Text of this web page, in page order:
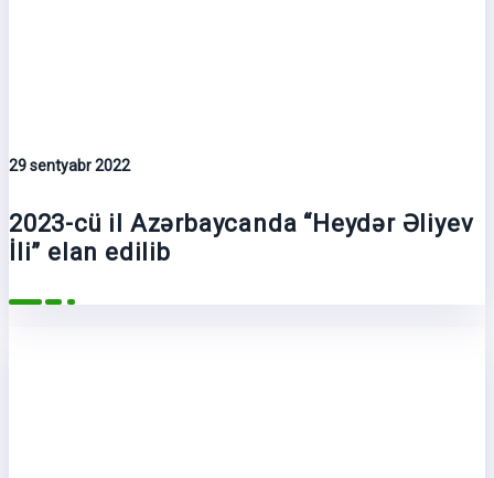
29 sentyabr 2022
2023-cü il Azərbaycanda “Heydər Əliyev
İli” elan edilib